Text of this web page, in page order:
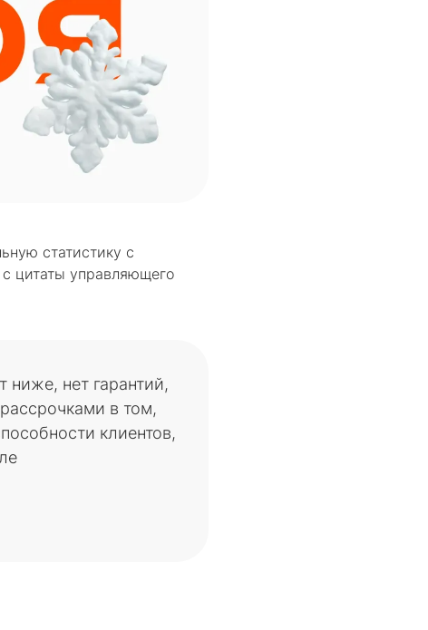
статистику с
цитаты управляющего
ниже, нет гарантий,
в том,
клиентов,